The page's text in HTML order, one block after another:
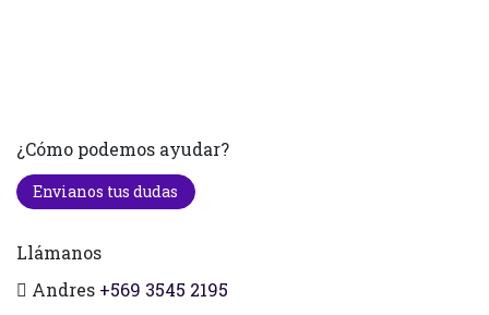
¿Cómo podemos ayudar?
Envianos tus dudas
Llámanos
Andres +569 3545 2195